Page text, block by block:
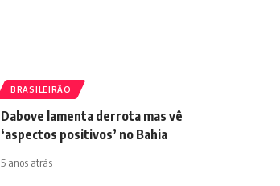
BRASILEIRÃO
Dabove lamenta derrota mas vê
‘aspectos positivos’ no Bahia
5 anos atrás